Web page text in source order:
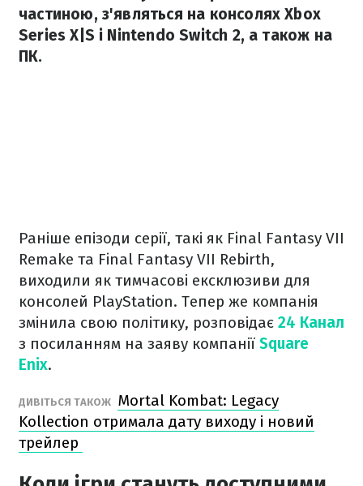
частиною, з'являться на консолях Xbox
Series X|S і Nintendo Switch 2, а також на
ПК.
Раніше епізоди серії, такі як Final Fantasy VII
Remake та Final Fantasy VII Rebirth,
виходили як тимчасові ексклюзиви для
консолей PlayStation. Тепер же компанія
змінила свою політику, розповідає 24 Канал
з посиланням на заяву компанії Square
Enix.
ДИВІТЬСЯ ТАКОЖ Mortal Kombat: Legacy
Kollection отримала дату виходу і новий
трейлер